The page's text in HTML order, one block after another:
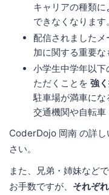
キャリアの種類
できなくなります。
配信されました
加に関する重要な
小学生中学年以
ただくことを 強
駐車場が満車に
交通機関や自転車
CoderDojo 岡南 の詳し
さい。
また、兄弟・姉妹など
お手数ですが、 それぞ